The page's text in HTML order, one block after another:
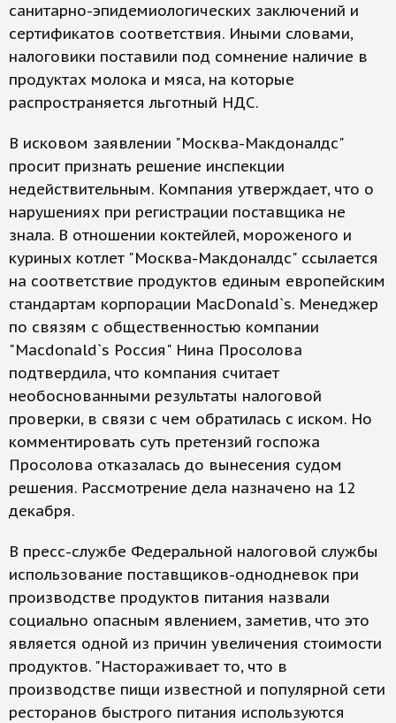
санитарно-эпидемиологических заключений и
сертификатов соответствия. Иными словами,
налоговики поставили под сомнение наличие в
продуктах молока и мяса, на которые
распространяется льготный НДС.
В исковом заявлении "Москва-Макдоналдс"
просит признать решение инспекции
недействительным. Компания утверждает, что о
нарушениях при регистрации поставщика не
знала. В отношении коктейлей, мороженого и
куриных котлет "Москва-Макдоналдс" ссылается
на соответствие продуктов единым европейским
стандартам корпорации MacDonald`s. Менеджер
по связям с общественностью компании
"Macdonald`s Россия" Нина Просолова
подтвердила, что компания считает
необоснованными результаты налоговой
проверки, в связи с чем обратилась с иском. Но
комментировать суть претензий госпожа
Просолова отказалась до вынесения судом
решения. Рассмотрение дела назначено на 12
декабря.
В пресс-службе Федеральной налоговой службы
использование поставщиков-однодневок при
производстве продуктов питания назвали
социально опасным явлением, заметив, что это
является одной из причин увеличения стоимости
продуктов. "Настораживает то, что в
производстве пищи известной и популярной сети
ресторанов быстрого питания используются